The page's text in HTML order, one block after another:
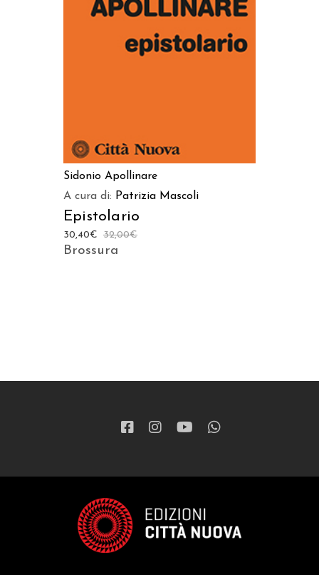
AGGIUNGI AL CARRELLO
Sidonio Apollinare
A cura di: Patrizia Mascoli
Epistolario
32,00€
30,40€
Brossura